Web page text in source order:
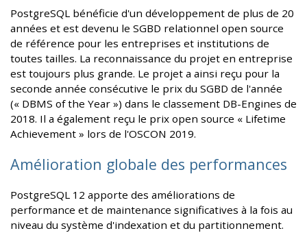
PostgreSQL bénéficie d'un développement de plus de 20
années et est devenu le SGBD relationnel open source
de référence pour les entreprises et institutions de
toutes tailles. La reconnaissance du projet en entreprise
est toujours plus grande. Le projet a ainsi reçu pour la
seconde année consécutive le prix du SGBD de l'année
(« DBMS of the Year ») dans le classement DB-Engines de
2018. Il a également reçu le prix open source « Lifetime
Achievement » lors de l'OSCON 2019.
Amélioration globale des performances
PostgreSQL 12 apporte des améliorations de
performance et de maintenance significatives à la fois au
niveau du système d'indexation et du partitionnement.